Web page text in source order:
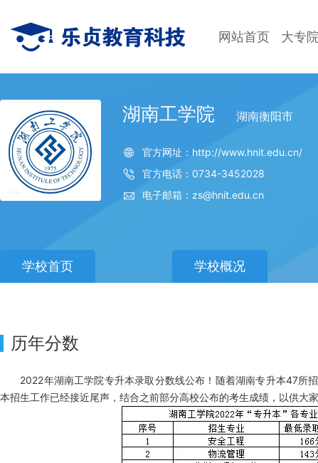
网站首页 大专
湖南工学院 湖南衡阳市
官方网址：http://www.hnit.edu.cn/
官方电话：0734-3452028
电子邮箱：zs@hnit.edu.cn
学校首页 学校概况
历年分数
2022年湖南工学院专升本录取分数线公布！随着湖南专升本47所
本招生工作已经接近尾声，结合之前部分高校公布的考生成绩，以供大